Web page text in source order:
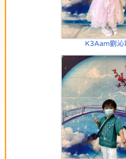
K3Aam劉沁